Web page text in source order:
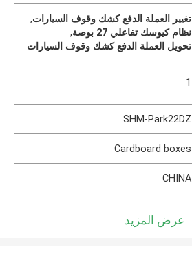
تغيير العملة الدفع كشك وقوف السيارات,
نظام كيوسك تفاعلي 27 بوصة
,
تحويل العملة الدفع كشك وقوف السيارات
1
SHM-Park22DZ
Cardboard boxes
CHINA
عرض المزيد